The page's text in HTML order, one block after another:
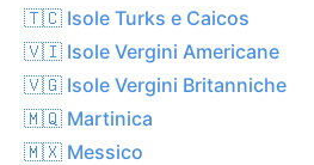
🇹🇨 Isole Turks e Caicos
🇻🇮 Isole Vergini Americane
🇻🇬 Isole Vergini Britanniche
🇲🇶 Martinica
🇲🇽 Messico